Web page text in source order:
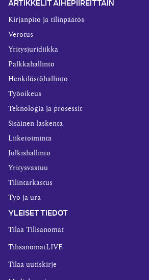
Kirjanpito ja tilinpäätös
Verotus
Yritysjuridiikka
Palkkahallinto
Henkilöstöhallinto
Työoikeus
Teknologia ja prosessit
Sisäinen laskenta
Liiketoiminta
Julkishallinto
Yritysvastuu
Tilintarkastus
Työ ja ura
YLEISET TIEDOT
Tilaa Tilisanomat
TilisanomatLIVE
Tilaa uutiskirje